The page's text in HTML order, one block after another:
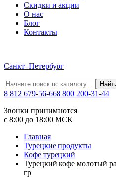
Скидки и акции
О нас
Блог
Контакты
Санкт–Петербург
8 812 679-56-668 800 200-31-44
Звонки принимаются
с 8:00 до 18:00 МСК
Главная
Турецкие продукты
Кофе турецкий
Турецкий кофе молотый
гр